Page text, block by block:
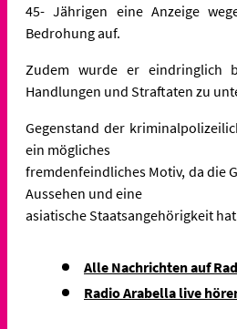
45- Jährigen eine Anzeige
Bedrohung auf.
Zudem wurde er eindringlich
Handlungen und Straftaten zu
Gegenstand der
ein mögliches
fremdenfeindliches Motiv, da die
Aussehen und eine
asiatische Staatsangehörigkeit
Alle Nachrichten auf
Radio Arabella live